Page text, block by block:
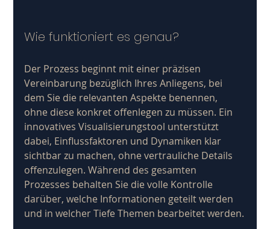
Wie funktioniert es genau?
Der Prozess beginnt mit einer präzisen
Vereinbarung bezüglich Ihres Anliegens, bei
dem Sie die relevanten Aspekte benennen,
ohne diese konkret offenlegen zu müssen. Ein
innovatives Visualisierungstool unterstützt
dabei, Einflussfaktoren und Dynamiken klar
sichtbar zu machen, ohne vertrauliche Details
offenzulegen. Während des gesamten
Prozesses behalten Sie die volle Kontrolle
darüber, welche Informationen geteilt werden
und in welcher Tiefe Themen bearbeitet werden.